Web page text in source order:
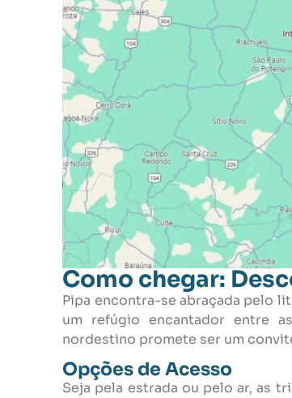
Como chegar:
Pipa encontra-se abraçada pelo
um refúgio encantador entre
nordestino promete ser um
Opções de Acesso
Seja pela estrada ou pelo ar, as